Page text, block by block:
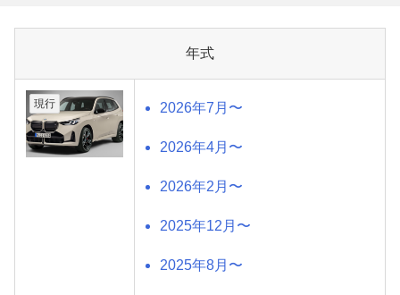
年式
現行 2026年7月〜
2026年4月〜
2026年2月〜
2025年12月〜
2025年8月〜